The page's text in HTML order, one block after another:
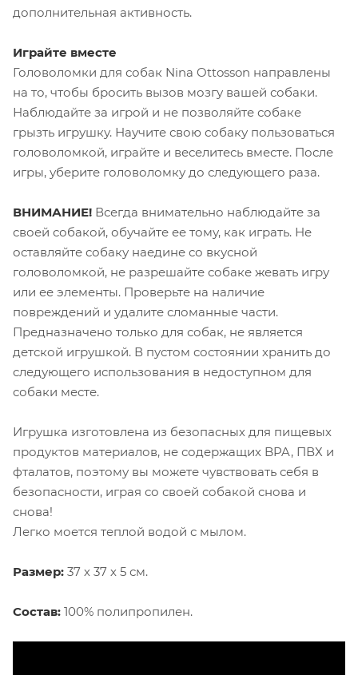
дополнительная активность.
Играйте вместе
Головоломки для собак Nina Ottosson направлены
на то, чтобы бросить вызов мозгу вашей собаки.
Наблюдайте за игрой и не позволяйте собаке
грызть игрушку. Научите свою собаку пользоваться
головоломкой, играйте и веселитесь вместе. После
игры, уберите головоломку до следующего раза.
ВНИМАНИЕ! Всегда внимательно наблюдайте за
своей собакой, обучайте ее тому, как играть. Не
оставляйте собаку наедине со вкусной
головоломкой, не разрешайте собаке жевать игру
или ее элементы. Проверьте на наличие
повреждений и удалите сломанные части.
Предназначено только для собак, не является
детской игрушкой. В пустом состоянии хранить до
следующего использования в недоступном для
собаки месте.
Игрушка изготовлена из безопасных для пищевых
продуктов материалов, не содержащих BPA, ПВХ и
фталатов, поэтому вы можете чувствовать себя в
безопасности, играя со своей собакой снова и
снова!
Легко моется теплой водой с мылом.
Размер: 37 х 37 х 5 см.
Состав: 100% полипропилен.